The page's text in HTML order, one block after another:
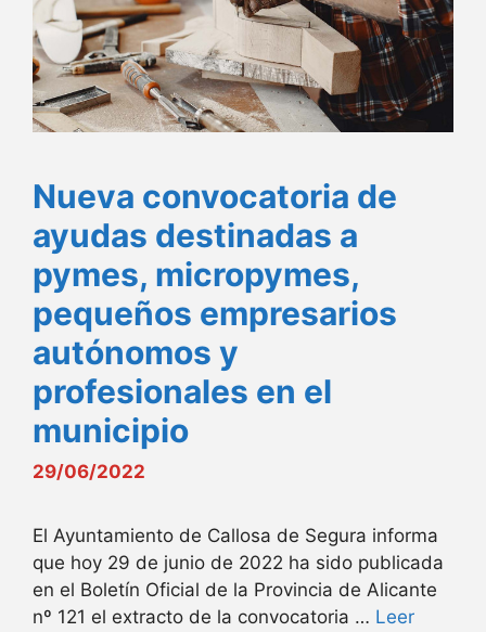
Nueva convocatoria de
ayudas destinadas a
pymes, micropymes,
pequeños empresarios
autónomos y
profesionales en el
municipio
29/06/2022
El Ayuntamiento de Callosa de Segura informa
que hoy 29 de junio de 2022 ha sido publicada
en el Boletín Oficial de la Provincia de Alicante
nº 121 el extracto de la convocatoria … Leer